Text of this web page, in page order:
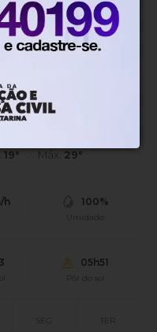
STJ
com interesse além
19° Máx. 29°
h 100%
Umidade
05h51
Pôr do sol
SEG TER